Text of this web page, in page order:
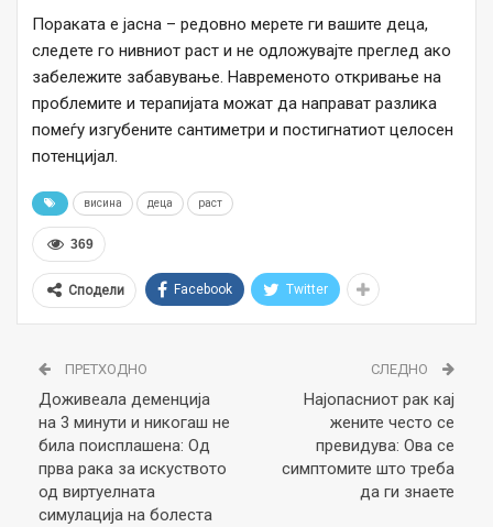
Пораката е јасна – редовно мерете ги вашите деца,
следете го нивниот раст и не одложувајте преглед ако
забележите забавување. Навременото откривање на
проблемите и терапијата можат да направат разлика
помеѓу изгубените сантиметри и постигнатиот целосен
потенцијал.
висина деца раст
369
Сподели Facebook Twitter
ПРЕТХОДНО
Доживеала деменција
на 3 минути и никогаш не
била поисплашена: Од
прва рака за искуството
од виртуелната
симулација на болеста
СЛЕДНО
Најопасниот рак кај
жените често се
превидува: Ова се
симптомите што треба
да ги знаете